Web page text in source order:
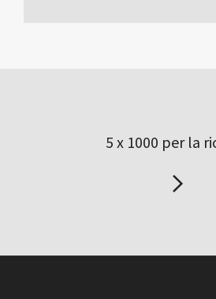
5 x 1000 per la